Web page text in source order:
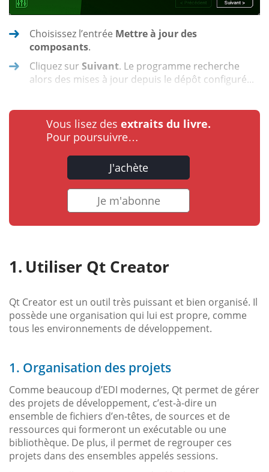
Choisissez l’entrée Mettre à jour des
composants.
Cliquez sur Suivant. Le programme recherche
alors des mises à jour depuis le dépôt configuré...
Vous lisez des extraits du livre.
Pour poursuivre…
J'achète
Je m'abonne
Utiliser Qt Creator
Qt Creator est un outil très puissant et bien organisé. Il
possède une organisation qui lui est propre, comme
tous les environnements de développement.
1. Organisation des projets
Comme beaucoup d’EDI modernes, Qt permet de gérer
des projets de développement, c’est-à-dire un
ensemble de fichiers d’en-têtes, de sources et de
ressources qui formeront un exécutable ou une
bibliothèque. De plus, il permet de regrouper ces
projets dans des ensembles appelés sessions.